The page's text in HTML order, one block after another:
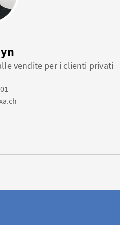
vendite per i clienti privati